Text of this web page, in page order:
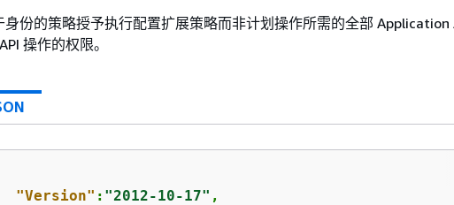
身份的策略授予执行配置扩展策略而非计划操作所需的全部
操作的权限。
"Version" : "2012-10-17" ,